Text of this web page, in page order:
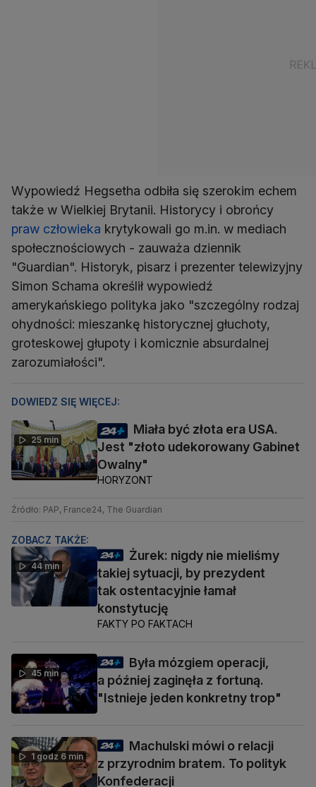
Wypowiedź Hegsetha odbiła się szerokim echem
także w Wielkiej Brytanii. Historycy i obrońcy
praw człowieka krytykowali go m.in. w mediach
społecznościowych - zauważa dziennik
"Guardian". Historyk, pisarz i prezenter telewizyjny
Simon Schama określił wypowiedź
amerykańskiego polityka jako "szczególny rodzaj
ohydności: mieszankę historycznej głuchoty,
groteskowej głupoty i komicznie absurdalnej
zarozumiałości".
25 min
DOWIEDZ SIĘ WIĘCEJ:
Miała być złota era USA.
Jest "złoto udekorowany Gabinet
Owalny"
HORYZONT
Źródło: PAP, France24, The Guardian
ZOBACZ TAKŻE:
44 min
Żurek: nigdy nie mieliśmy
takiej sytuacji, by prezydent
tak ostentacyjnie łamał
konstytucję
FAKTY PO FAKTACH
45 min
Była mózgiem operacji,
a później zaginęła z fortuną.
"Istnieje jeden konkretny trop"
1 godz 6 min
Machulski mówi o relacji
z przyrodnim bratem. To polityk
Konfederacji